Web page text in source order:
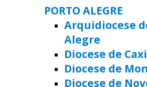
PORTO ALEGRE
Arquidiocese
Alegre
Diocese de
Diocese de
Diocese de